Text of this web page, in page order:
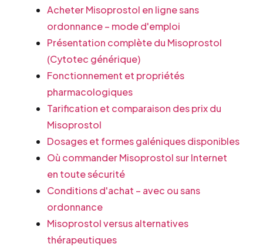
Acheter Misoprostol en ligne sans
ordonnance – mode d'emploi
Présentation complète du Misoprostol
(Cytotec générique)
Fonctionnement et propriétés
pharmacologiques
Tarification et comparaison des prix du
Misoprostol
Dosages et formes galéniques disponibles
Où commander Misoprostol sur Internet
en toute sécurité
Conditions d'achat – avec ou sans
ordonnance
Misoprostol versus alternatives
thérapeutiques